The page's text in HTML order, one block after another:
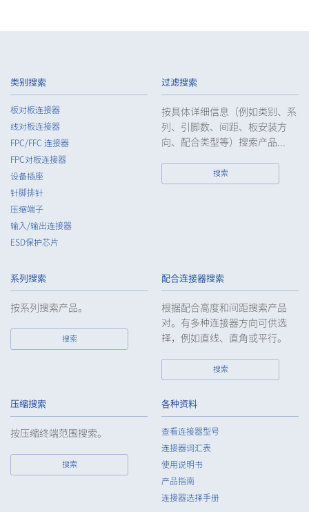
and shall take systematic, personal, physical, and technical
personal data.
4.
The Company shall educate employees to understand the
appropriately. If employees are required to handle the
personal data of the Customers, etc., the Company shall
supervise such data as required and appropriate so as to
ensure the security control of the personal data of the
Customers, etc.
5. When the Company entrusts the handling of the personal
handling of such data as required and appropriate so as to
ensure such data appropriate security control of the personal
data of the Customers, etc.
Except as otherwise provided by law, the Company will not
provide the personal data of the Customers, etc. for any third
party without obtaining the prior consent of the individual.
Except as otherwise required by law, the Company shall
stipulated by law when the Company has provided or
received personal data from a third party.
8. When preparing the anonymously processed information, the
Company shall comply with the standards prescribed by laws
and regulations and implement appropriate security control
In the case of the leak of personal information or other such
类别搜索
板对板连接器
线对板连接器
FPC/FFC 连接器
FPC对板连接器
设备插座
针脚排针
压缩端子
输入/输出连接器
ESD保护芯片
过滤搜索
按具体详细信息（例如类别、系
列、引脚数、间距、板安装方
向、配合类型等）搜索产品...
搜索
系列搜索
按系列搜索产品。
搜索
配合连接器搜索
根据配合高度和间距搜索产品
对。有多种连接器方向可供选
择，例如直线、直角或平行。
搜索
压缩搜索
按压缩终端范围搜索。
搜索
各种资料
查看连接器型号
连接器词汇表
使用说明书
产品指南
连接器选择手册